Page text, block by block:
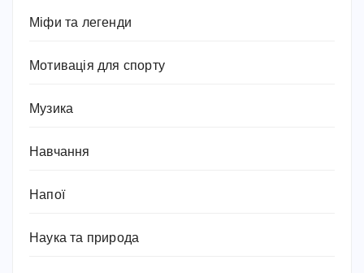
Міфи та легенди
Мотивація для спорту
Музика
Навчання
Напої
Наука та природа